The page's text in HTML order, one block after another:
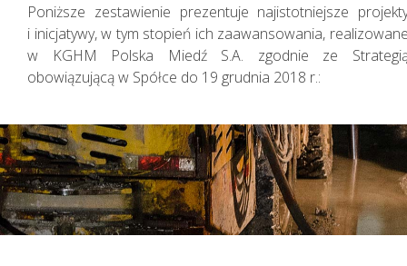
Zarządzanie Ryzykiem
Poniższe zestawienie prezentuje najistotniejsze
i inicjatywy, w tym stopień ich zaawansowania,
w KGHM Polska Miedź S.A. zgodnie ze
obowiązującą w Spółce do 19 grudnia 2018 r.: